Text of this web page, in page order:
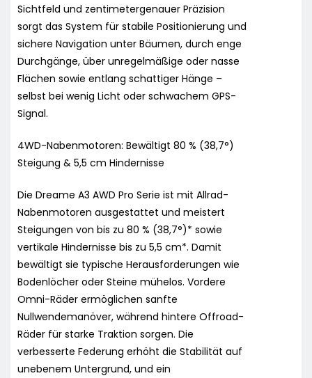
Sichtfeld und zentimetergenauer Präzision
sorgt das System für stabile Positionierung und
sichere Navigation unter Bäumen, durch enge
Durchgänge, über unregelmäßige oder nasse
Flächen sowie entlang schattiger Hänge –
selbst bei wenig Licht oder schwachem GPS-
Signal.
4WD-Nabenmotoren: Bewältigt 80 % (38,7°)
Steigung & 5,5 cm Hindernisse
Die Dreame A3 AWD Pro Serie ist mit Allrad-
Nabenmotoren ausgestattet und meistert
Steigungen von bis zu 80 % (38,7°)* sowie
vertikale Hindernisse bis zu 5,5 cm*. Damit
bewältigt sie typische Herausforderungen wie
Bodenlöcher oder Steine mühelos. Vordere
Omni-Räder ermöglichen sanfte
Nullwendemanöver, während hintere Offroad-
Räder für starke Traktion sorgen. Die
verbesserte Federung erhöht die Stabilität auf
unebenem Untergrund, und ein